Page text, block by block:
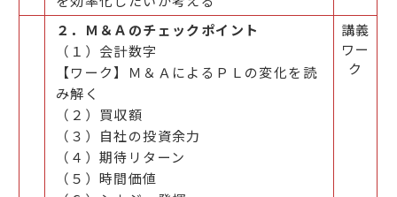
２．Ｍ＆Ａのチェックポイント
（１）会計数字
【ワーク】Ｍ＆ＡによるＰＬの変化を読
み解く
（２）買収額
（３）自社の投資余力
（４）期待リターン
（５）時間価値
講義
ワー
ク